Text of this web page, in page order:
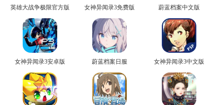
英雄大战争极限官方版 女神异闻录3免费版 蔚蓝档案中文版
女神异闻录3安卓版 蔚蓝档案日服 女神异闻录3中文版